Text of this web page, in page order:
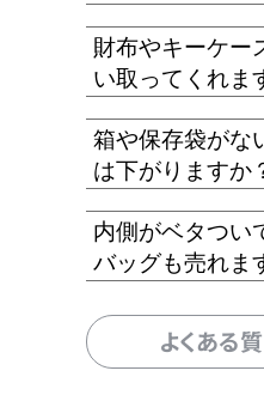
財布やキーケー
い取ってくれま
箱や保存袋がな
は下がりますか
内側がベタつい
バッグも売れま
よくある